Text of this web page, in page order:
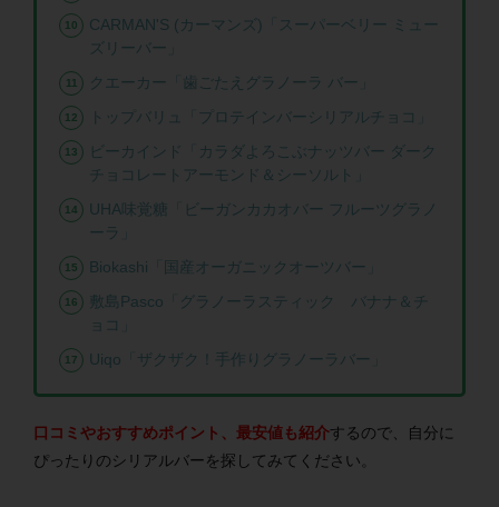
CARMAN'S (カーマンズ)「スーパーベリー ミュー
ズリーバー」
クエーカー「歯ごたえグラノーラ バー」
トップバリュ「プロテインバーシリアルチョコ」
ビーカインド「カラダよろこぶナッツバー ダーク
チョコレートアーモンド＆シーソルト」
UHA味覚糖「ビーガンカカオバー フルーツグラノ
ーラ」
Biokashi「国産オーガニックオーツバー」
敷島Pasco「グラノーラスティック バナナ＆チ
ョコ」
Uiqo「ザクザク！手作りグラノーラバー」
口コミやおすすめポイント、最安値も紹介するので、自分に
ぴったりのシリアルバーを探してみてください。